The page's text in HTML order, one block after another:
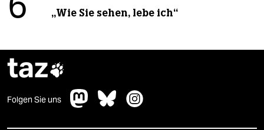
6 „Wie Sie sehen, lebe ich“
taz
Folgen Sie uns